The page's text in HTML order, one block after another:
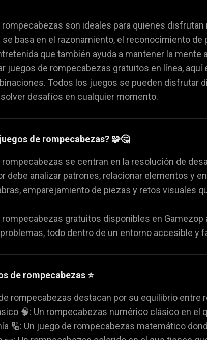
niñas 🍇 Juegos de Frutas 💡 juegos de
👻 Juegos de Miedo ♠️ Juegos de
🚁 Juegos de volar 🐴 Juegos de
son ideales para quienes
basa en el razonamiento, el reconocimiento
que también ayuda a mantener la mente
juegos de rompecabezas gratuitos en línea,
Todos los juegos se pueden disfrutar
desafíos en cualquier momento.
de rompecabezas? 🧩🤔
se centran en la resolución de
debe analizar patrones, relacionar elementos y
emparejamiento de piezas y retos visuales
gratuitos disponibles en Gamezop
todo dentro de un entorno accesible y
de rompecabezas ⭐
rompecabezas destacan por su equilibrio entre
🧠: Un rompecabezas numérico clásico en el
🔢: Un juego de rompecabezas matemático